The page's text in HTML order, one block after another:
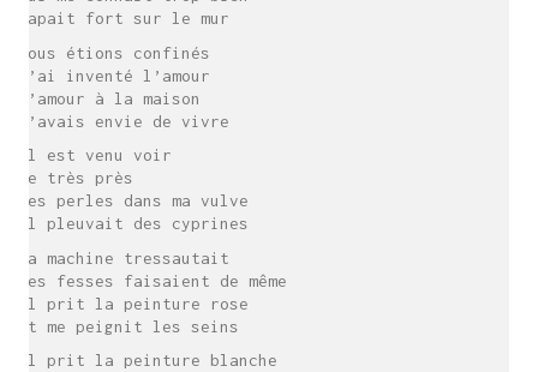
Tapait fort sur le mur
Nous étions confinés
J’ai inventé l’amour
L’amour à la maison
J’avais envie de vivre
Il est venu voir
De très près
Les perles dans ma vulve
Il pleuvait des cyprines
La machine tressautait
Mes fesses faisaient de même
Il prit la peinture rose
Et me peignit les seins
Il prit la peinture blanche